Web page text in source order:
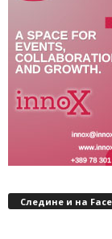
Следине и на